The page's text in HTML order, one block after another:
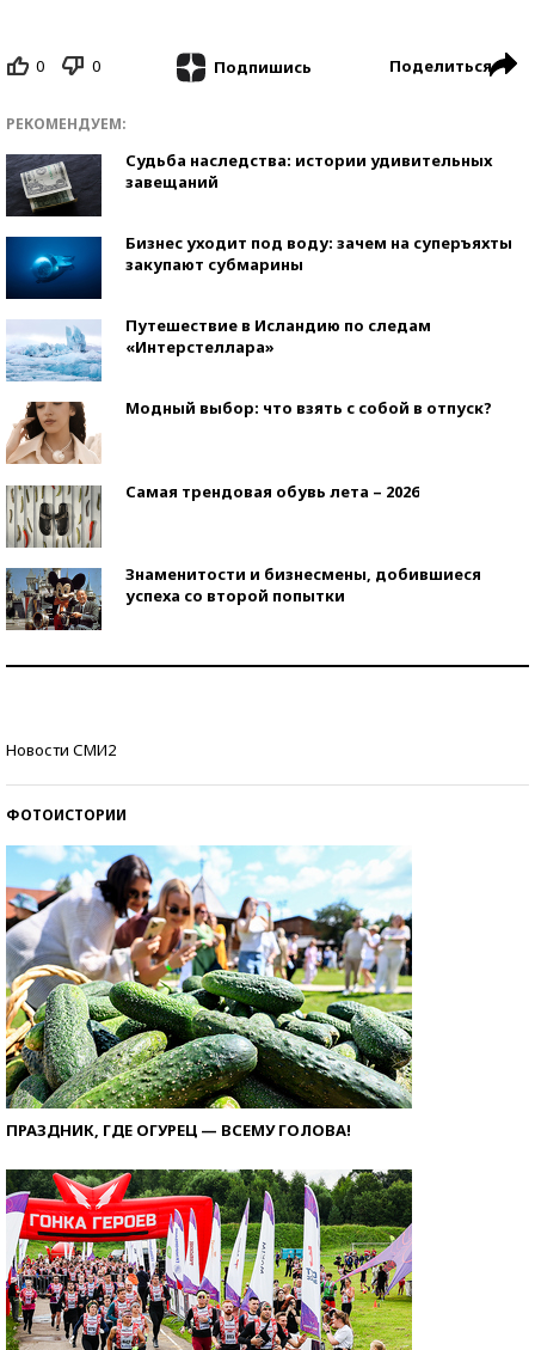
0 0 Подпишись Поделиться
РЕКОМЕНДУЕМ:
Судьба наследства: истории удивительных
завещаний
Бизнес уходит под воду: зачем на суперъяхты
закупают субмарины
Путешествие в Исландию по следам
«Интерстеллара»
Модный выбор: что взять с собой в отпуск?
Самая трендовая обувь лета – 2026
Знаменитости и бизнесмены, добившиеся
успеха со второй попытки
Новости СМИ2
ФОТОИСТОРИИ
ПРАЗДНИК, ГДЕ ОГУРЕЦ — ВСЕМУ ГОЛОВА!